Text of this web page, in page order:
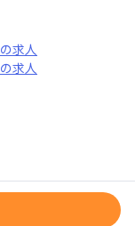
の求人
の求人